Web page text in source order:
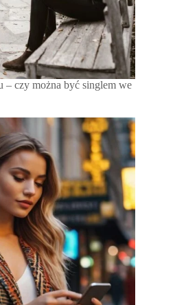
– czy można być singlem we